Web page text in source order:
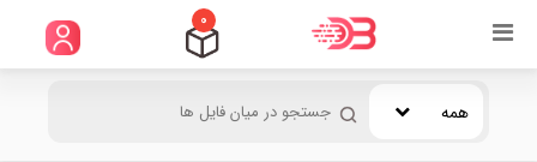
0
همه